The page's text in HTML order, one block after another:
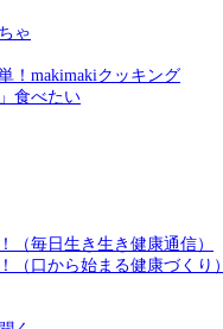
ゃ
！makimakiクッキング
食べたい
（毎日生き生き健康通信）
（口から始まる健康づくり）